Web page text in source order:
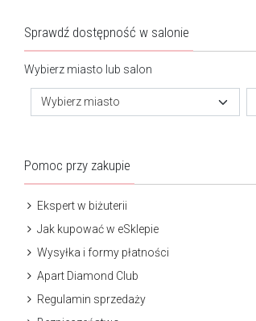
Sprawdź dostępność w salonie
Wybierz miasto lub salon
Wybierz miasto
Pomoc przy zakupie
Ekspert w biżuterii
Jak kupować w eSklepie
Wysyłka i formy płatności
Apart Diamond Club
Regulamin sprzedaży